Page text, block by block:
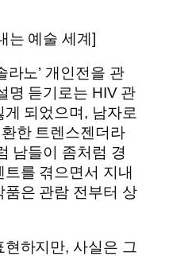
는 예술 세계]
라노’ 개인전을 관
명 듣기로는 HIV 관
되었으며, 남자로
한 트렌스젠더라
남들이 좀처럼 경
를 겪으면서 지내
은 관람 전부터 상
하지만, 사실은 그